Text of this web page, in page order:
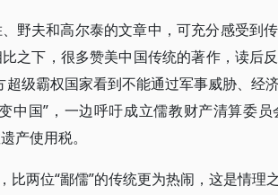
野夫和高尔泰的文章中，可充分感受到
之下，很多赞美中国传统的著作，读后
超级霸权国家看到不能通过军事威胁、经
中国”，一边呼吁成立儒教财产清算委
产使用税。
比两位“鄙儒”的传统更为热闹，这是情理